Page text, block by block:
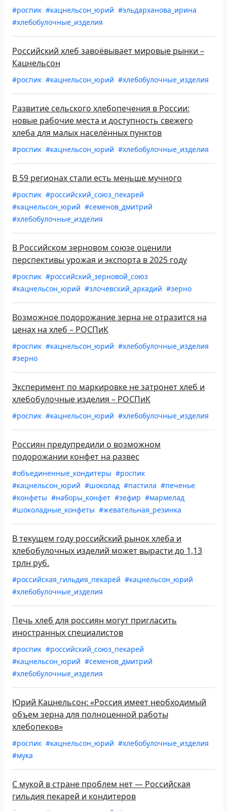
#роспик #кацнельсон_юрий #эльдарханова_ирина
#хлебобулочные_изделия
Российский хлеб завоёвывает мировые рынки –
Кацнельсон
#роспик #кацнельсон_юрий #хлебобулочные_изделия
Развитие сельского хлебопечения в России:
новые рабочие места и доступность свежего
хлеба для малых населённых пунктов
#роспик #кацнельсон_юрий #хлебобулочные_изделия
В 59 регионах стали есть меньше мучного
#роспик #российский_союз_пекарей
#кацнельсон_юрий #семенов_дмитрий
#хлебобулочные_изделия
В Российском зерновом союзе оценили
перспективы урожая и экспорта в 2025 году
#роспик #российский_зерновой_союз
#кацнельсон_юрий #злочевский_аркадий #зерно
Возможное подорожание зерна не отразится на
ценах на хлеб – РОСПиК
#роспик #кацнельсон_юрий #хлебобулочные_изделия
#зерно
Эксперимент по маркировке не затронет хлеб и
хлебобулочные изделия – РОСПиК
#роспик #кацнельсон_юрий #хлебобулочные_изделия
Россиян предупредили о возможном
подорожании конфет на развес
#объединенные_кондитеры #роспик
#кацнельсон_юрий #шоколад #пастила #печенье
#конфеты #наборы_конфет #зефир #мармелад
#шоколадные_конфеты #жевательная_резинка
В текущем году российский рынок хлеба и
хлебобулочных изделий может вырасти до 1,13
трлн руб.
#российская_гильдия_пекарей #кацнельсон_юрий
#хлебобулочные_изделия
Печь хлеб для россиян могут пригласить
иностранных специалистов
#роспик #российский_союз_пекарей
#кацнельсон_юрий #семенов_дмитрий
#хлебобулочные_изделия
Юрий Кацнельсон: «Россия имеет необходимый
объем зерна для полноценной работы
хлебопеков»
#роспик #кацнельсон_юрий #хлебобулочные_изделия
#мука
С мукой в стране проблем нет ­— Российская
гильдия пекарей и кондитеров